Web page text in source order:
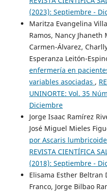
(2023): Septiembre -
Maritza Evangelina
Ramos, Nancy
Carmen-Álvarez,
Esperanza Leitón-
enfermería en
variables asociadas ,
UNINORTE: Vol. 35
Diciembre
Jorge Isaac Ramírez
José Miguel Mieles
por Ascaris
REVISTA CIENTÍFICA
(2018): Septiembre -
Elisama Esther Beltran
Franco, Jorge Bilbao